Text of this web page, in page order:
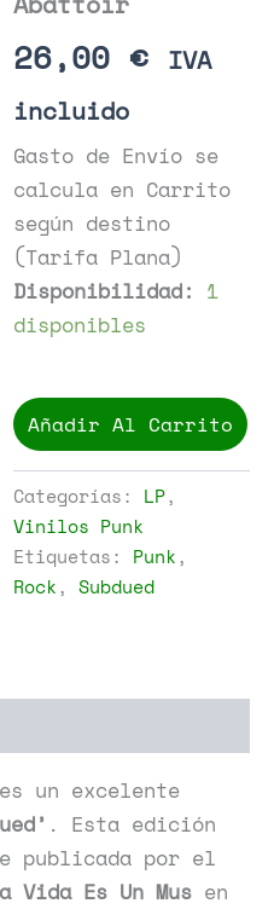
26,00 € IVA
incluido
Gasto de Envío se
calcula en Carrito
según destino
(Tarifa Plana)
Disponibilidad: 1
disponibles
-
Abattoir
Añadir Al Carrito
Categorías: LP,
Vinilos Punk
Etiquetas: Punk,
Rock,Subdued
es un excelente
. Esta edición
publicada por el
Vida Es Un Mus en